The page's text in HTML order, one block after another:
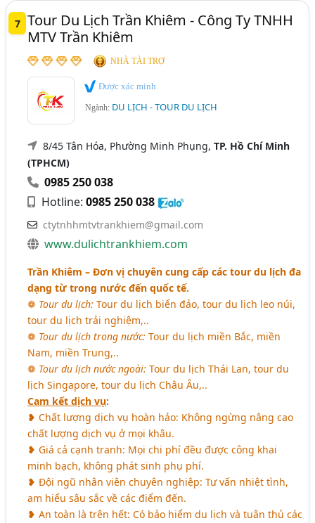
7 Tour Du Lịch Trần Khiêm - Công Ty TNHH
MTV Trần Khiêm
NHÀ TÀI TRỢ
Được xác minh
Ngành: DU LỊCH - TOUR DU LỊCH
8/45 Tân Hóa, Phường Minh Phụng,TP. Hồ Chí Minh
(TPHCM)
0985 250 038
Hotline:0985 250 038
ctytnhhmtvtrankhiem@gmail.com
www.dulichtrankhiem.com
Trần Khiêm – Đơn vị chuyên cung cấp các tour du lịch đa
dạng từ trong nước đến quốc tế.
❁ Tour du lịch: Tour du lịch biển đảo, tour du lịch leo núi,
tour du lịch trải nghiệm,..
❁ Tour du lịch trong nước: Tour du lịch miền Bắc, miền
Nam, miền Trung,..
❁ Tour du lịch nước ngoài: Tour du lịch Thái Lan, tour du
lịch Singapore, tour du lịch Châu Âu,..
Cam kết dịch vụ:
❥ Chất lượng dịch vụ hoàn hảo: Không ngừng nâng cao
chất lượng dịch vụ ở mọi khâu.
❥ Giá cả cạnh tranh: Mọi chi phí đều được công khai
minh bạch, không phát sinh phụ phí.
❥ Đội ngũ nhân viên chuyên nghiệp: Tư vấn nhiệt tình,
am hiểu sâu sắc về các điểm đến.
❥ An toàn là trên hết: Có bảo hiểm du lịch và tuân thủ các